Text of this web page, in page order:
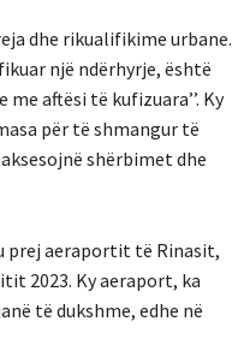
dhe rikualifikime urbane.
një ndërhyrje, është
aftësi të kufizuara’’. Ky
për të shmangur të
shërbimet dhe
prej aeraportit të Rinasit,
2023. Ky aeraport, ka
të dukshme, edhe në